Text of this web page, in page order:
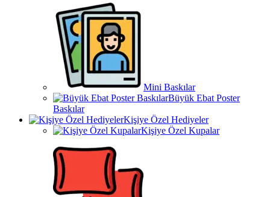
Mini Baskılar
Büyük Ebat Poster
Baskılar
Kişiye Özel Hediyeler
Kişiye Özel Kupalar